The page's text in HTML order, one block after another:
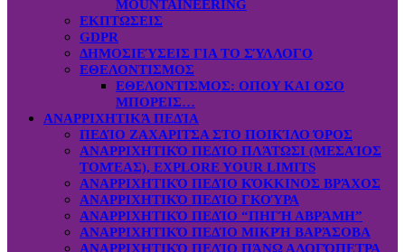
MOUNTAINEERING
ΕΚΠΤΩΣΕΙΣ
GDPR
ΔΗΜΟΣΙΕΎΣΕΙΣ ΓΙΑ ΤΟ ΣΎΛΛΟΓΟ
ΕΘΕΛΟΝΤΙΣΜΟΣ
ΕΘΕΛΟΝΤΙΣΜΟΣ: OΠOY KAI ΟΣΟ
ΜΠΟΡΕΙΣ…
ΑΝΑΡΡΙΧΗΤΙΚΆ ΠΕΔΊΑ
ΠΕΔΊΟ ΖΑΧΑΡΙΤΣΑ ΣΤΟ ΠΟΙΚΊΛΟ ΌΡΟΣ
ΑΝΑΡΡΙΧΗΤΙΚΌ ΠΕΔΊΟ ΠΛΆΤΩΣΙ (ΜΕΣΑΊΟΣ
ΤΟΜΈΑΣ), EXPLORE YOUR LIMITS
ΑΝΑΡΡΙΧΗΤΙΚΌ ΠΕΔΊΟ ΚΌΚΚΙΝΟΣ ΒΡΆΧΟΣ
ΑΝΑΡΡΙΧΗΤΙΚΌ ΠΕΔΊΟ ΓΚΟΎΡΑ
ΑΝΑΡΡΙΧΗΤΙΚΌ ΠΕΔΊΟ “ΠΗΓΉ ΑΒΡΆΜΗ”
ΑΝΑΡΡΙΧΗΤΙΚΌ ΠΕΔΊΟ ΜΙΚΡΉ ΒΑΡΆΣΟΒΑ
ΑΝΑΡΡΙΧΗΤΙΚΌ ΠΕΔΊΟ ΠΆΝΩ ΑΛΟΓΌΠΕΤΡΑ